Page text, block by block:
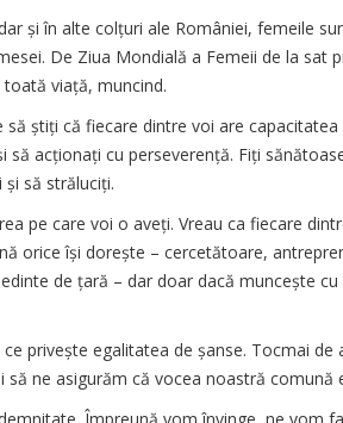
și în alte colțuri ale României, femeile
De Ziua Mondială a Femeii de la sat
viață, muncind.
știți că fiecare dintre voi are
acționați cu perseverență. Fiți
să străluciți.
pe care voi o aveți. Vreau ca fiecare
orice își dorește – cercetătoare,
de țară – dar doar dacă muncește
privește egalitatea de șanse. Tocmai de
ne asigurăm că vocea noastră comună